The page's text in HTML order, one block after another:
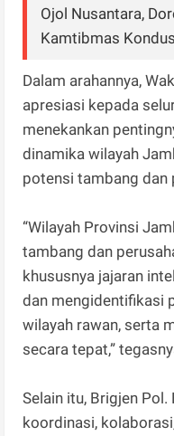
Ojol Nusantara,
Kamtibmas
Dalam arahannya,
apresiasi kepada
menekankan
dinamika wilayah
potensi tambang dan
“Wilayah Provinsi
tambang dan
khususnya jajaran
dan mengidentifikasi
wilayah rawan, serta
secara tepat,”
Selain itu, Brigjen
koordinasi,